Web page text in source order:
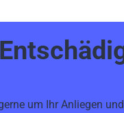
um Ihr Anliegen